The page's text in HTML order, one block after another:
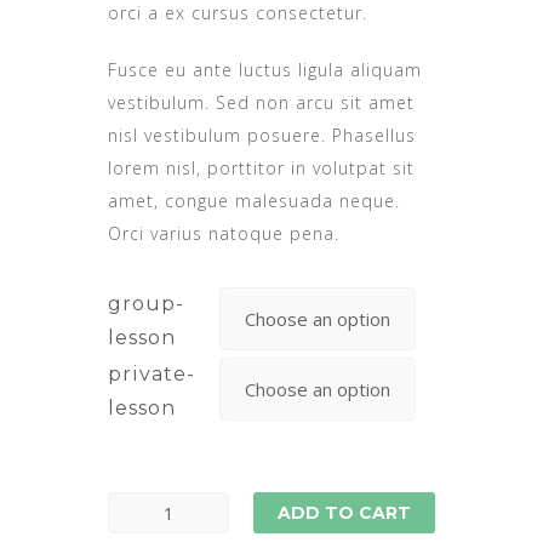
orci a ex cursus consectetur.
Fusce eu ante luctus ligula aliquam
vestibulum. Sed non arcu sit amet
nisl vestibulum posuere. Phasellus
lorem nisl, porttitor in volutpat sit
amet, congue malesuada neque.
Orci varius natoque pena.
group-
lesson
private-
lesson
ADD TO CART